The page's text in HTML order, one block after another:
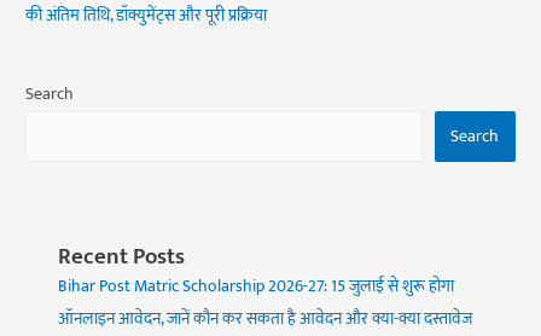
की अंतिम तिथि, डॉक्युमेंट्स और पूरी प्रक्रिया
Search
Search
Recent Posts
Bihar Post Matric Scholarship 2026-27: 15 जुलाई से शुरू होगा
ऑनलाइन आवेदन, जानें कौन कर सकता है आवेदन और क्या-क्या दस्तावेज